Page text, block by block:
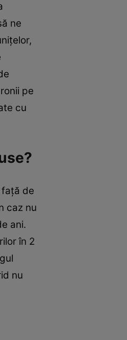
ne
pe
cu
faţă de
caz nu
ani.
în 2
nu